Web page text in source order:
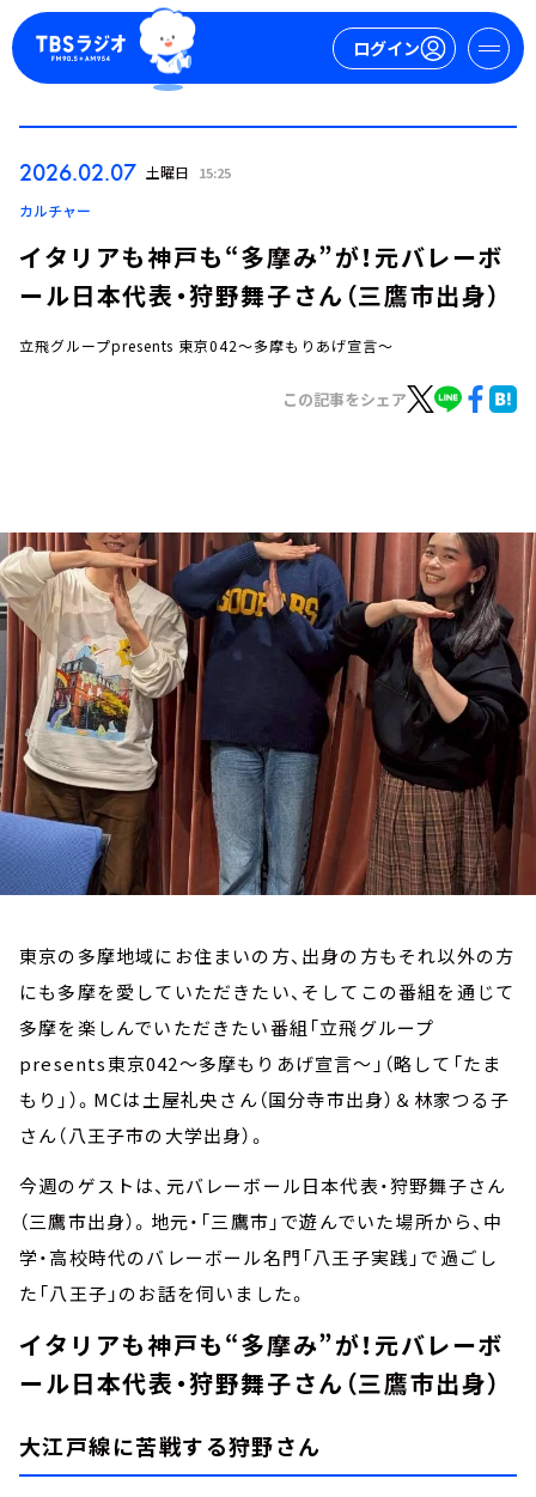
ログイン
お知らせ
イベント・グッズ
YouTube
会社情報
2026.02.07 土曜日 15:25
カルチャー
イタリアも神戸も“多摩み”が！元バレーボ
ール日本代表・狩野舞子さん（三鷹市出身）
立飛グループpresents 東京042～多摩もりあげ宣言～
この記事をシェア
東京の多摩地域にお住まいの方、出身の方もそれ以外の方
にも多摩を愛していただきたい、そしてこの番組を通じて
多摩を楽しんでいただきたい番組「立飛グループ
presents東京042～多摩もりあげ宣言～」（略して「たま
もり」）。MCは土屋礼央さん（国分寺市出身）＆林家つる子
さん（八王子市の大学出身）。
今週のゲストは、元バレーボール日本代表・狩野舞子さん
（三鷹市出身）。地元・「三鷹市」で遊んでいた場所から、中
学・高校時代のバレーボール名門「八王子実践」で過ごし
た「八王子」のお話を伺いました。
イタリアも神戸も“多摩み”が！元バレーボ
ール日本代表・狩野舞子さん（三鷹市出身）
大江戸線に苦戦する狩野さん